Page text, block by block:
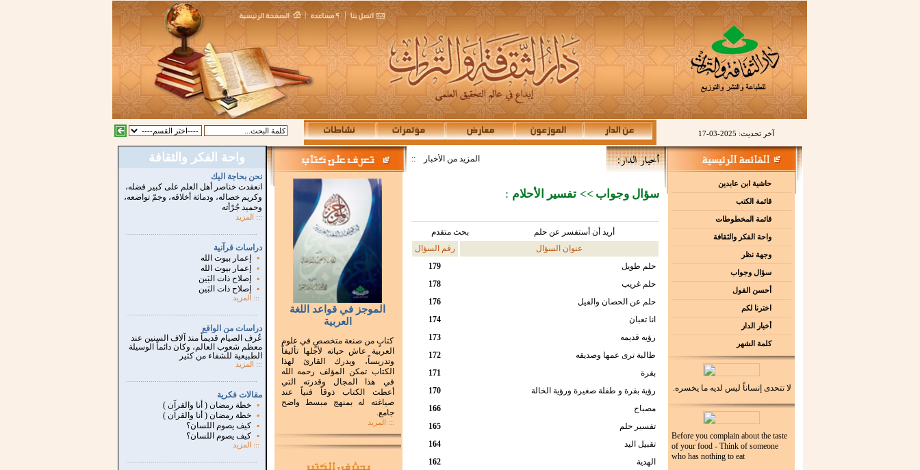
آخر تحديث: 2025-03-17
واحة الفكر والثقافة
نحن بحاجة اليك
انعقدت خناصر أهل العلم على كبير فضله،
وكريم خصاله، ودماثة أخلاقه، وجمّ تواضعه،
وحميد جُرْأته
::: المزيد
دراسات قرآنية
▪
إعمار بيوت الله
▪
إعمار بيوت الله
▪
إصلاح ذات البَين
▪
إصلاح ذات البَين
:::
المزيد
دراسات من الواقع
عُرف الصيام قديماً منذ آلاف السنين عند
معظم شعوب العالم، وكان دائماً الوسيلة
الطبيعية للشفاء من كثير
:::
المزيد
مقالات فكرية
▪ خطة رمضان ( أنا والقرآن )
▪ خطة رمضان ( أنا والقرآن )
▪ كيف يصوم اللسان؟
▪ كيف يصوم اللسان؟
:::
المزيد
::المزيد من الأخبار
الموجز في قواعد اللغة
العربية
كتابٍ من صنعة متخصصٍ في علوم
العربية عاش حياته لأجلها تأليفاً
وتدريساً، ويدرك القارئ لهذا
الكتاب تمكن المؤلف رحمه الله
في هذا المجال وقدرته التي
أعطت الكتاب ذوقاً فنياً عند
صياغته له بمنهج مبسط واضح
جامع.
::: المزيد
سؤال وجواب >> تفسير الأحلام :
بحث متقدم
أريد أن أستفسر عن حلم
رقم السؤال
عنوان السؤال
179
حلم طويل
178
حلم غريب
176
حلم عن الحصان والفيل
174
انا تعبان
173
رؤيه قديمه
172
طالبة ترى عمها وصديقه
171
بقرة
170
رؤية بقرة و طفلة صغيرة ورؤية الخالة
166
مصباح
165
تفسير حلم
164
تقبيل اليد
162
الهدية
حاشية ابن عابدين
قائمة الكتب
قائمة المخطوطات
واحة الفكر والثقافة
وجهة نظر
سؤال وجواب
أحسن القول
اخترنا لكم
أخبار الدار
كلمة الشهر
لا تتحدى إنساناً ليس لديه ما يخسره.
Before you complain about the taste
of your food - Think of someone
who has nothing to eat